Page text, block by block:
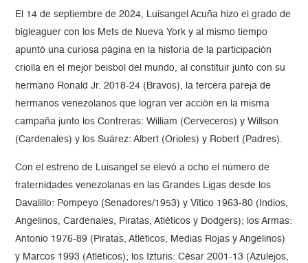
El 14 de septiembre de 2024, Luisangel Acuña hizo el grado de
bigleaguer con los Mets de Nueva York y al mismo tiempo
apuntó una curiosa página en la historia de la participación
criolla en el mejor beisbol del mundo, al constituir junto con su
hermano Ronald Jr. 2018-24 (Bravos), la tercera pareja de
hermanos venezolanos que logran ver acción en la misma
campaña junto los Contreras: William (Cerveceros) y Willson
(Cardenales) y los Suárez: Albert (Orioles) y Robert (Padres).
Con el estreno de Luisangel se elevó a ocho el número de
fraternidades venezolanas en las Grandes Ligas desde los
Davalillo: Pompeyo (Senadores/1953) y Vitico 1963-80 (Indios,
Angelinos, Cardenales, Piratas, Atléticos y Dodgers); los Armas:
Antonio 1976-89 (Piratas, Atléticos, Medias Rojas y Angelinos)
y Marcos 1993 (Atléticos); los Izturis: César 2001-13 (Azulejos,